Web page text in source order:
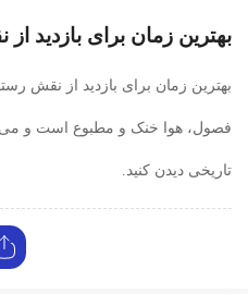
بهترین زمان برای بازدید
بهترین زمان برای بازدید از نقش
فصول، هوا خنک و مطبوع است و
تاریخی دیدن کنید.